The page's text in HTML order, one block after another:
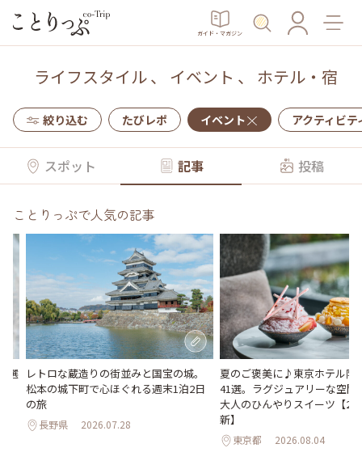
ガイド・マガジン
ライフスタイル、 イベント 、 ホテル・宿
絞り込む たびレポ イベント アクティビテ
スポット 記事 投稿
ことりっぷで人気の記事
選
レトロな蔵造りの街並みと国宝の城。
松本の城下町で心ほぐれる週末1泊2日
の旅
長野県 2026.07.28
夏のご褒美に♪東京ホテル限
41選。ラグジュアリーな空間
大人のひんやりスイーツ【
新】
東京都 2026.08.04